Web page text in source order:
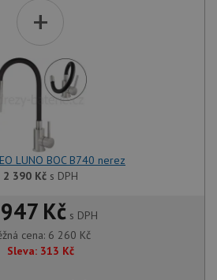
+
LUNO BOC B740 nerez
2 390 Kčs DPH
Kč s DPH
cena: 6 260 Kč
Sleva: 313 Kč